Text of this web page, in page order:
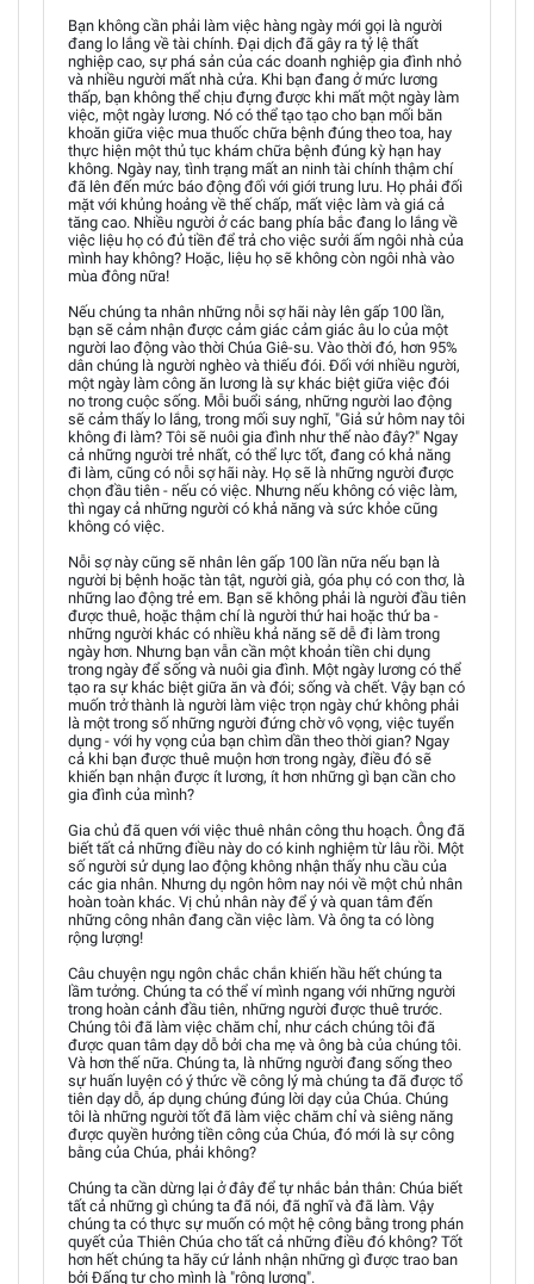
Bạn không cần phải làm việc hàng ngày mới gọi là người
đang lo lắng về tài chính. Đại dịch đã gây ra tỷ lệ thất
nghiệp cao, sự phá sản của các doanh nghiệp gia đình nhỏ
và nhiều người mất nhà cửa. Khi bạn đang ở mức lương
thấp, bạn không thể chịu đựng được khi mất một ngày làm
việc, một ngày lương. Nó có thể tạo tạo cho bạn mối băn
khoăn giữa việc mua thuốc chữa bệnh đúng theo toa, hay
thực hiện một thủ tục khám chữa bệnh đúng kỳ hạn hay
không. Ngày nay, tình trạng mất an ninh tài chính thậm chí
đã lên đến mức báo động đối với giới trung lưu. Họ phải đối
mặt với khủng hoảng về thế chấp, mất việc làm và giá cả
tăng cao. Nhiều người ở các bang phía bắc đang lo lắng về
việc liệu họ có đủ tiền để trả cho việc sưởi ấm ngôi nhà của
mình hay không? Hoặc, liệu họ sẽ không còn ngôi nhà vào
mùa đông nữa!
Nếu chúng ta nhân những nỗi sợ hãi này lên gấp 100 lần,
bạn sẽ cảm nhận được cảm giác cảm giác âu lo của một
người lao động vào thời Chúa Giê-su. Vào thời đó, hơn 95%
dân chúng là người nghèo và thiếu đói. Đối với nhiều người,
một ngày làm công ăn lương là sự khác biệt giữa việc đói
no trong cuộc sống. Mỗi buổi sáng, những người lao động
sẽ cảm thấy lo lắng, trong mối suy nghĩ, "Giả sử hôm nay tôi
không đi làm? Tôi sẽ nuôi gia đình như thế nào đây?" Ngay
cả những người trẻ nhất, có thể lực tốt, đang có khả năng
đi làm, cũng có nỗi sợ hãi này. Họ sẽ là những người được
chọn đầu tiên - nếu có việc. Nhưng nếu không có việc làm,
thì ngay cả những người có khả năng và sức khỏe cũng
không có việc.
Nỗi sợ này cũng sẽ nhân lên gấp 100 lần nữa nếu bạn là
người bị bệnh hoặc tàn tật, người già, góa phụ có con thơ, là
những lao động trẻ em. Bạn sẽ không phải là người đầu tiên
được thuê, hoặc thậm chí là người thứ hai hoặc thứ ba -
những người khác có nhiều khả năng sẽ dễ đi làm trong
ngày hơn. Nhưng bạn vẫn cần một khoản tiền chi dụng
trong ngày để sống và nuôi gia đình. Một ngày lương có thể
tạo ra sự khác biệt giữa ăn và đói; sống và chết. Vậy bạn có
muốn trở thành là người làm việc trọn ngày chứ không phải
là một trong số những người đứng chờ vô vọng, việc tuyển
dụng - với hy vọng của bạn chìm dần theo thời gian? Ngay
cả khi bạn được thuê muộn hơn trong ngày, điều đó sẽ
khiến bạn nhận được ít lương, ít hơn những gì bạn cần cho
gia đình của mình?
Gia chủ đã quen với việc thuê nhân công thu hoạch. Ông đã
biết tất cả những điều này do có kinh nghiệm từ lâu rồi. Một
số người sử dụng lao động không nhận thấy nhu cầu của
các gia nhân. Nhưng dụ ngôn hôm nay nói về một chủ nhân
hoàn toàn khác. Vị chủ nhân này để ý và quan tâm đến
những công nhân đang cần việc làm. Và ông ta có lòng
rộng lượng!
Câu chuyện ngụ ngôn chắc chắn khiến hầu hết chúng ta
lầm tưởng. Chúng ta có thể ví mình ngang với những người
trong hoàn cảnh đầu tiên, những người được thuê trước.
Chúng tôi đã làm việc chăm chỉ, như cách chúng tôi đã
được quan tâm dạy dỗ bởi cha mẹ và ông bà của chúng tôi.
Và hơn thế nữa. Chúng ta, là những người đang sống theo
sự huấn luyện có ý thức về công lý mà chúng ta đã được tổ
tiên dạy dỗ, áp dụng chúng đúng lời dạy của Chúa. Chúng
tôi là những người tốt đã làm việc chăm chỉ và siêng năng
được quyền hưởng tiền công của Chúa, đó mới là sự công
bằng của Chúa, phải không?
Chúng ta cần dừng lại ở đây để tự nhắc bản thân: Chúa biết
tất cả những gì chúng ta đã nói, đã nghĩ và đã làm. Vậy
chúng ta có thực sự muốn có một hệ công bằng trong phán
quyết của Thiên Chúa cho tất cả những điều đó không? Tốt
hơn hết chúng ta hãy cứ lảnh nhận những gì được trao ban
bởi Đấng tự cho mình là "rộng lượng".